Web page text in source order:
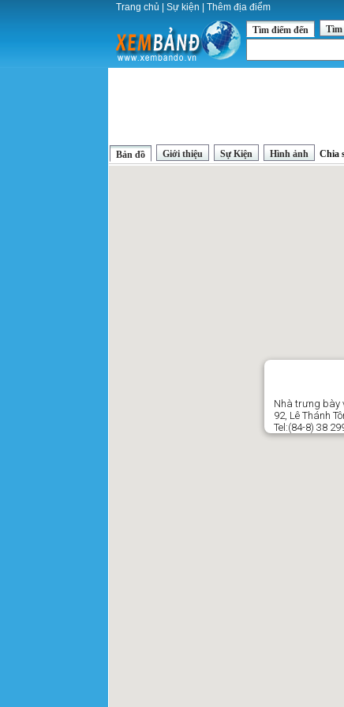
Trang chủ Sự kiện Thêm địa điểm
Tìm điểm đến Tìm
Bản đồ Giới thiệu Sự Kiện Hình ảnh Chia
Nhà trưng bày
92, Lê Thánh
Tel:(84-8) 38